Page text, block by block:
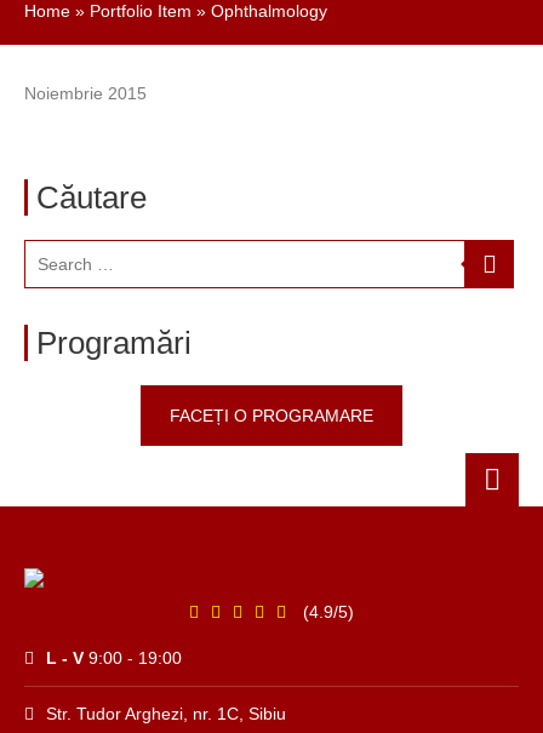
Home » Portfolio Item » Ophthalmology
Căutare
Programări
FACEȚI O PROGRAMARE
Noiembrie 2015
(4.9/5)
L - V 9:00 - 19:00
Str. Tudor Arghezi, nr. 1C, Sibiu